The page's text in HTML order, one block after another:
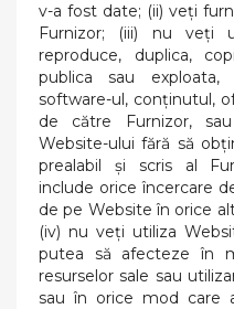
v-a fost date; (ii) veți
Furnizor; (iii) nu veți
reproduce, duplica,
publica sau
software-ul, conținutul,
de către Furnizor,
Website-ului fără să
prealabil și scris al
include orice încercare
de pe Website în orice
(iv) nu veți utiliza
putea să afecteze în
resurselor sale sau
sau în orice mod care